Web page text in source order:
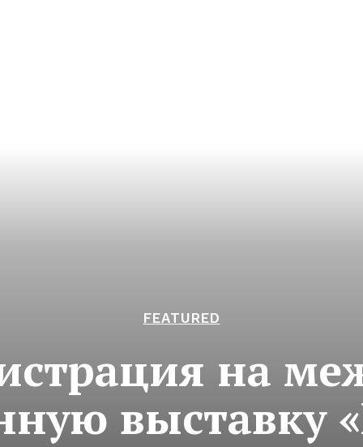
FEATURED
на
выставку